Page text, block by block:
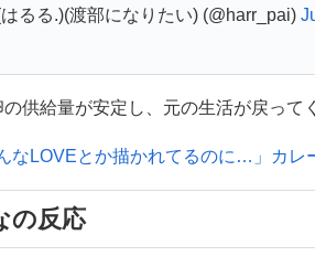
るる.)(渡部になりたい) (@harr_pai)
供給量が安定し、元の生活が戻って
んなLOVEとか描かれてるのに…」カレ
の反応